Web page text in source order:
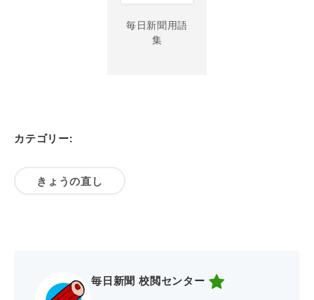
毎日新聞用語
集
カテゴリー:
きょうの直し
毎日新聞 校閲センター